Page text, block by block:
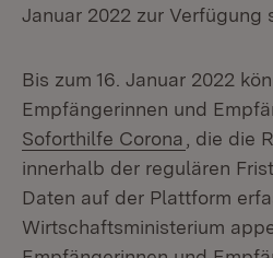
Januar 2022 zur Verfügung
Bis zum 16. Januar 2022
Empfängerinnen und
Soforthilfe Corona (Öffnet
, die die
innerhalb der regulären
Daten auf der Plattform
Wirtschaftsministerium